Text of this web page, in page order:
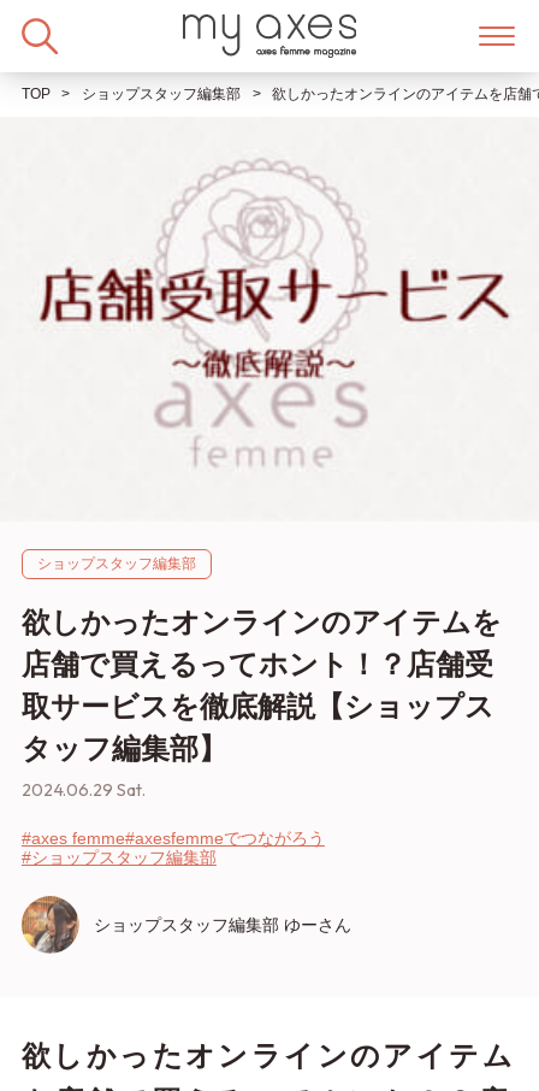
TOP ショップスタッフ編集部 欲しかったオンラインのアイテムを店
ショップスタッフ編集部
欲しかったオンラインのアイテムを
店舗で買えるってホント！？店舗受
取サービスを徹底解説【ショップス
タッフ編集部】
2024.06.29 Sat.
#axes femme#axesfemmeでつながろう
#ショップスタッフ編集部
ショップスタッフ編集部 ゆーさん
欲しかったオンラインのアイテム